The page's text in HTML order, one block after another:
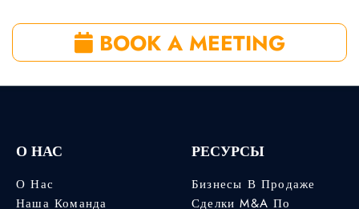
BOOK A MEETING
О НАС
О Нас
Наша Команда
РЕСУРСЫ
Бизнесы В Продаже
Сделки M&A По